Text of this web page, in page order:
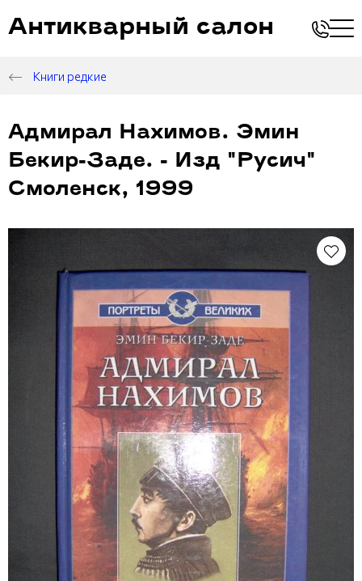
Антикварный салон
Книги редкие
Адмирал Нахимов. Эмин
Бекир-Заде. - Изд "Русич"
Смоленск, 1999